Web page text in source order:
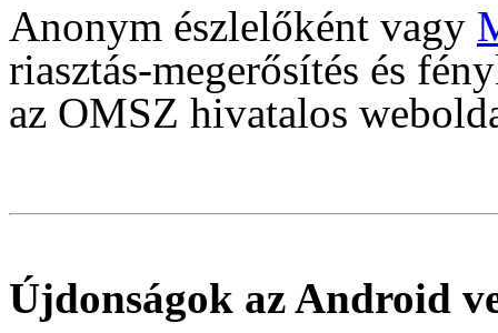
Anonym észlelőként vagy
riasztás-megerősítés és
az OMSZ hivatalos
Újdonságok az Android